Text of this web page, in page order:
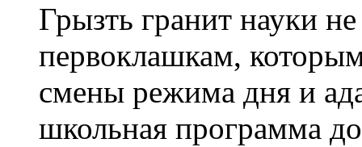
Грызть гранит науки
первоклашкам,
смены режима дня и
школьная программа